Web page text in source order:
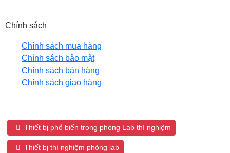
Chính sách
Chính sách mua hàng
Chính sách bảo mật
Chính sách bán hàng
Chính sách giao hàng
Thiết bị phổ biến trong phòng Lab thí nghiệm
Thiết bị thí nghiệm phòng lab